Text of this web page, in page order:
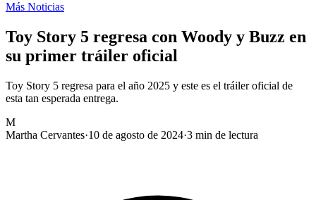
Más Noticias
Toy Story 5 regresa con Woody y Buzz en
su primer tráiler oficial
Toy Story 5 regresa para el año 2025 y este es el tráiler oficial de
esta tan esperada entrega.
M
Martha Cervantes·10 de agosto de 2024·3 min de lectura